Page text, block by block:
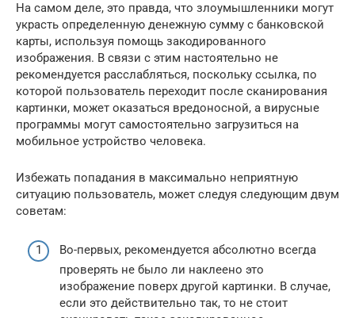
На самом деле, это правда, что злоумышленники могут
украсть определенную денежную сумму с банковской
карты, используя помощь закодированного
изображения. В связи с этим настоятельно не
рекомендуется расслабляться, поскольку ссылка, по
которой пользователь переходит после сканирования
картинки, может оказаться вредоносной, а вирусные
программы могут самостоятельно загрузиться на
мобильное устройство человека.
Избежать попадания в максимально неприятную
ситуацию пользователь, может следуя следующим двум
советам:
Во-первых, рекомендуется абсолютно всегда
проверять не было ли наклеено это
изображение поверх другой картинки. В случае,
если это действительно так, то не стоит